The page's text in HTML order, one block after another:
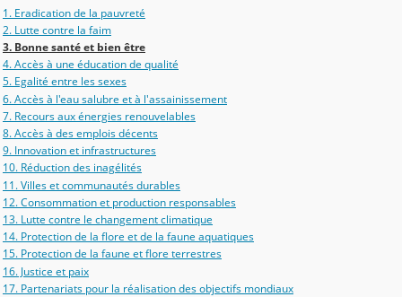
1. Eradication de la pauvreté
2. Lutte contre la faim
3. Bonne santé et bien être
4. Accès à une éducation de qualité
5. Egalité entre les sexes
6. Accès à l'eau salubre et à l'assainissement
7. Recours aux énergies renouvelables
8. Accès à des emplois décents
9. Innovation et infrastructures
10. Réduction des inagélités
11. Villes et communautés durables
12. Consommation et production responsables
13. Lutte contre le changement climatique
14. Protection de la flore et de la faune aquatiques
15. Protection de la faune et flore terrestres
16. Justice et paix
17. Partenariats pour la réalisation des objectifs mondiaux